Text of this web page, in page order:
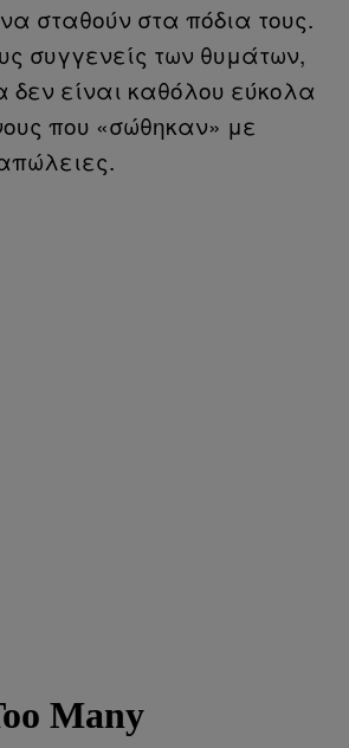
σταθούν στα πόδια τους.
συγγενείς των θυμάτων,
είναι καθόλου εύκολα
που «σώθηκαν» με